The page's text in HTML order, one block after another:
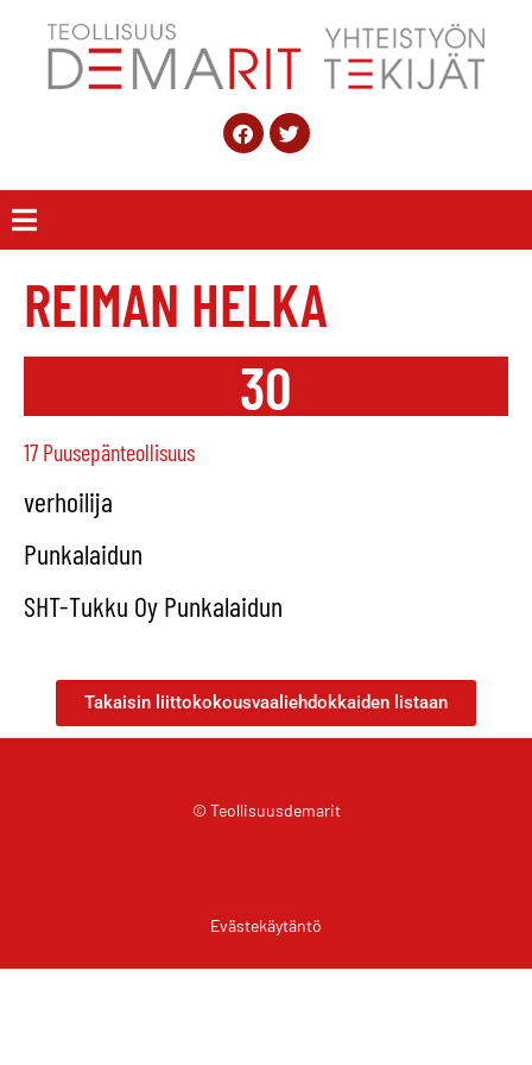
REIMAN HELKA
30
17 Puusepänteollisuus
verhoilija
Punkalaidun
SHT-Tukku Oy Punkalaidun
Takaisin liittokokousvaaliehdokkaiden listaan
© Teollisuusdemarit
Evästekäytäntö